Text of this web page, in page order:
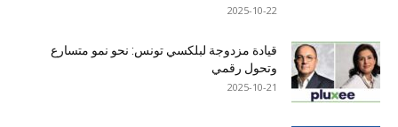
2025-10-22
قيادة مزدوجة لبلكسي تونس: نحو نمو متسارع
وتحول رقمي
2025-10-21